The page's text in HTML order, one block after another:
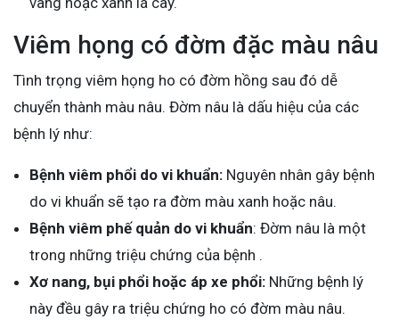
Viêm họng có đờm đặc màu nâu
Tình trọng viêm họng ho có đờm hồng sau đó dễ
chuyển thành màu nâu. Đờm nâu là dấu hiệu của các
bệnh lý như:
Bệnh viêm phổi do vi khuẩn: Nguyên nhân gây bệnh
do vi khuẩn sẽ tạo ra đờm màu xanh hoặc nâu.
Bệnh viêm phế quản do vi khuẩn: Đờm nâu là một
trong những triệu chứng của bệnh .
Xơ nang, bụi phổi hoặc áp xe phổi: Những bệnh lý
này đều gây ra triệu chứng ho có đờm màu nâu.